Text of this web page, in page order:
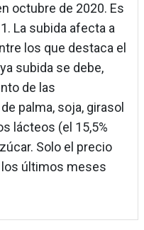
octubre de 2020. Es
La subida afecta a
los que destaca el
subida se debe,
de las
palma, soja, girasol
lácteos (el 15,5%
Solo el precio
los últimos meses